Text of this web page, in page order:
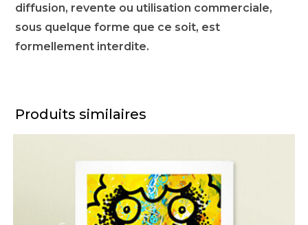
diffusion, revente ou utilisation commerciale,
sous quelque forme que ce soit, est
formellement interdite.
Produits similaires